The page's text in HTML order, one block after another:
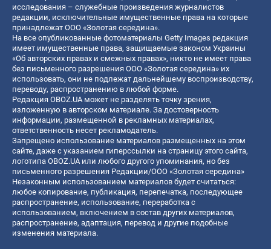
исследования – служебные произведения журналистов
редакции, исключительные имущественные права на которые
принадлежат ООО «Золотая середина».
На все опубликованные фотоматериалы Getty Images редакция
имеет имущественные права, защищаемые законом Украины
«Об авторских правах и смежных правах», никто не имеет права
без письменного разрешения ООО «Золотая середина» их
использовать, они не подлежат дальнейшему воспроизводству,
переводу, распространению в любой форме.
Редакция OBOZ.UA может не разделять точку зрения,
изложенную в авторском материале. За достоверность
информации, размещенной в рекламных материалах,
ответственность несет рекламодатель.
Запрещено использование материалов размещенных на этом
сайте, даже с указанием гиперссылки на страницу этого сайта,
логотипа OBOZ.UA или любого другого упоминания, но без
письменного разрешения Редакции/ООО «Золотая середина»
Незаконным использованием материалов будет считаться:
любое копирование, публикация, перепечатка, последующее
распространение, использование, переработка с
использованием, включением в состав других материалов,
распространение, адаптация, перевод и другие подобные
изменения материала.